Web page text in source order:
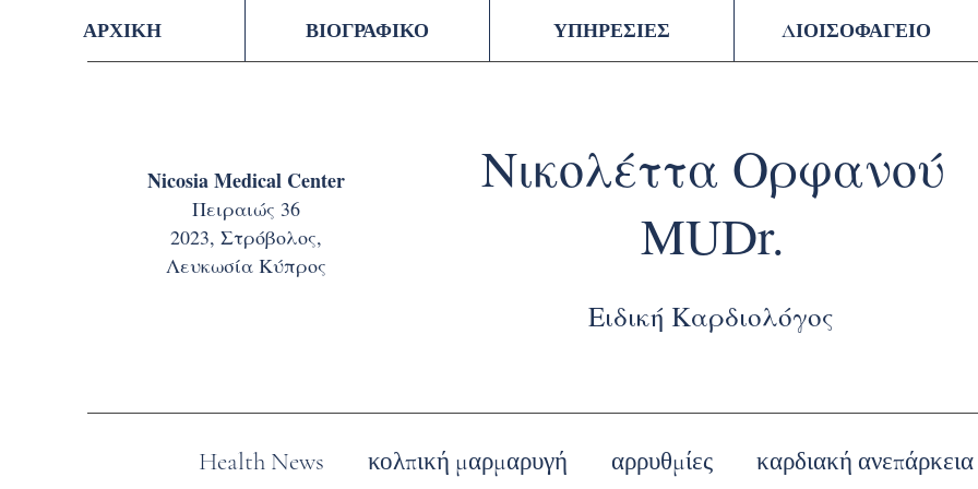
ΑΡΧΙΚΗ ΒΙΟΓΡΑΦΙΚΟ ΥΠΗΡΕΣΙΕΣ ΔΙΟΙΣΟΦΑΓΕΙΟ
Nicosia Medical Center
Πειραιώς 36
2023, Στρόβολος,
Λευκωσία Κύπρος
Νικολέττα Ορφανού
MUDr.
Ειδική Καρδιολόγος
Health News κολπική μαρμαρυγή αρρυθμίες καρδιακή ανεπάρκεια